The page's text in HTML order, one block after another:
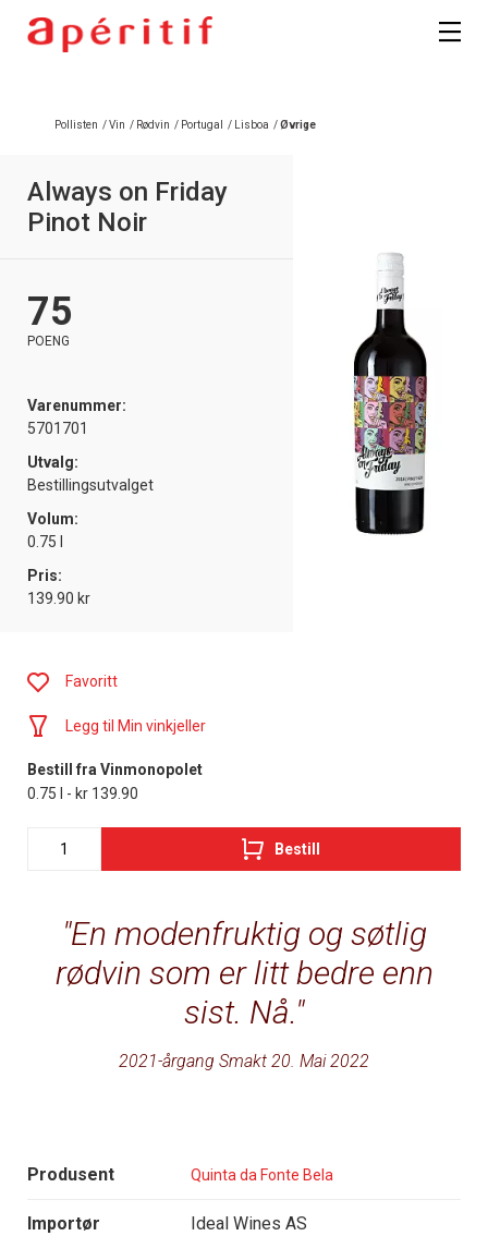
Pollisten /Vin / Rødvin / Portugal / Lisboa /Øvrige
Always on Friday
Pinot Noir
75
POENG
Varenummer:
5701701
Utvalg:
Bestillingsutvalget
Volum:
0.75 l
Pris:
139.90 kr
En modenfruktig og søtlig
rødvin som er litt bedre enn
sist. Nå.
2021-årgang Smakt 20. Mai 2022
Produsent Quinta da Fonte Bela
Importør Ideal Wines AS
Favoritt
Legg til Min vinkjeller
Bestill fra Vinmonopolet
0.75 l - kr 139.90
Bestill